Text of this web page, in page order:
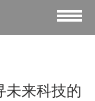
未来科技的